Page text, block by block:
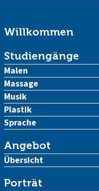
Willkommen
Studiengänge
Malen
Massage
Musik
Plastik
Sprache
Angebot
Übersicht
Porträt